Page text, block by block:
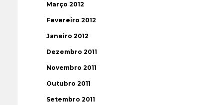
Março 2012
Fevereiro 2012
Janeiro 2012
Dezembro 2011
Novembro 2011
Outubro 2011
Setembro 2011